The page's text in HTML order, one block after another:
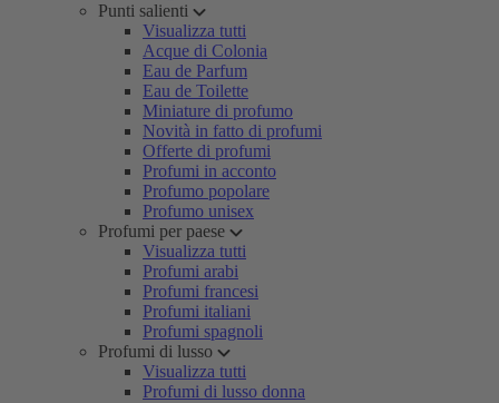
Punti salienti
Visualizza tutti
Acque di Colonia
Eau de Parfum
Eau de Toilette
Miniature di profumo
Novità in fatto di profumi
Offerte di profumi
Profumi in acconto
Profumo popolare
Profumo unisex
Profumi per paese
Visualizza tutti
Profumi arabi
Profumi francesi
Profumi italiani
Profumi spagnoli
Profumi di lusso
Visualizza tutti
Profumi di lusso donna